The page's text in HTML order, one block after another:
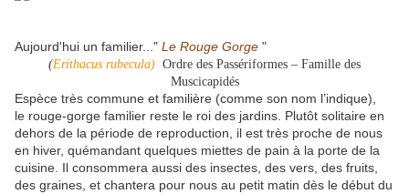
Aujourd'hui un familier..." Le Rouge Gorge "
(Erithacus rubecula) Ordre des Passériformes – Famille des
Muscicapidés
Espèce très commune et familière (comme son nom l’indique),
le rouge-gorge familier reste le roi des jardins. Plutôt solitaire en
dehors de la période de reproduction, il est très proche de nous
en hiver, quémandant quelques miettes de pain à la porte de la
cuisine. Il consommera aussi des insectes, des vers, des fruits,
des graines, et chantera pour nous au petit matin dès le début du